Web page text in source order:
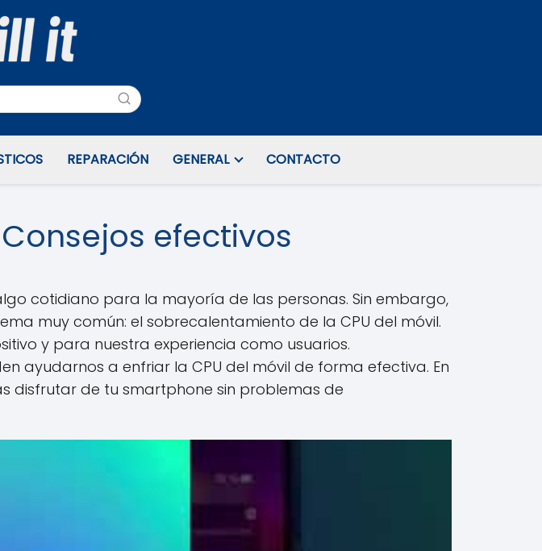
REPARACIÓN GENERAL CONTACTO
efectivos
cotidiano para la mayoría de las personas. Sin embargo,
muy común: el sobrecalentamiento de la CPU del móvil.
y para nuestra experiencia como usuarios.
ayudarnos a enfriar la CPU del móvil de forma efectiva. En
disfrutar de tu smartphone sin problemas de